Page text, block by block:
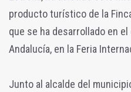
producto turístico de la
que se ha desarrollado en
Andalucía, en la Feria
Junto al alcalde del